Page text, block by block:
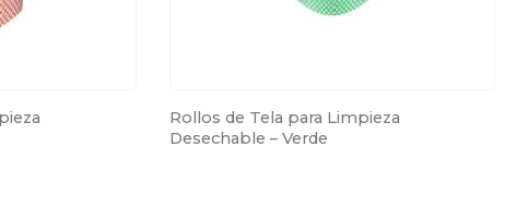
Rollos de Tela para Limpieza
Desechable – Verde